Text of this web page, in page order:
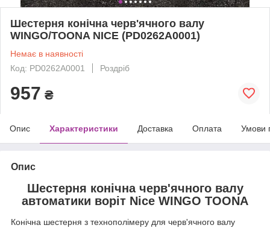
Шестерня конічна черв'ячного валу
WINGO/TOONA NICE (PD0262A0001)
Немає в наявності
Код: PD0262A0001
Роздріб
957 ₴
Опис Характеристики Доставка Оплата Умови
Опис
Шестерня конічна черв'ячного валу
автоматики воріт Nice WINGO TOONA
Конічна шестерня з технополімеру для черв'ячного валу